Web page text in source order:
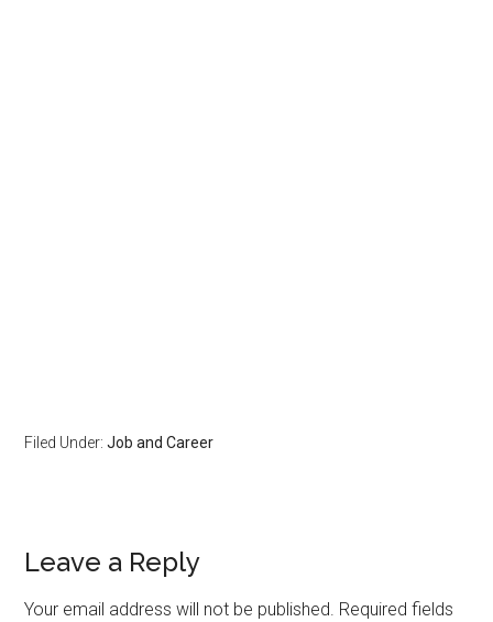
Filed Under:Job and Career
Leave a Reply
Your email address will not be published. Required fields